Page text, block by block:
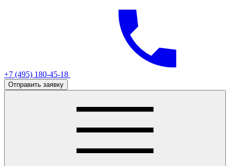
+7 (495) 180-45-18
Отправить заявку